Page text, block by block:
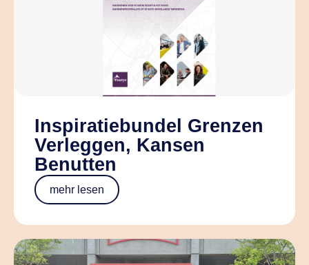
Inspiratiebundel Grenzen
Verleggen, Kansen
Benutten
mehr lesen